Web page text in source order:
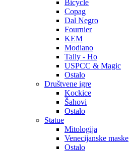
Bicycle
Copag
Dal Negro
Fournier
KEM
Modiano
Tally - Ho
USPCC & Magic
Ostalo
Društvene igre
Kockice
Šahovi
Ostalo
Statue
Mitologija
Venecijanske maske
Ostalo